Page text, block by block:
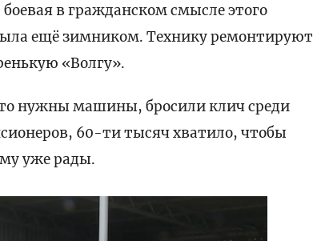
в гражданском смысле этого
ещё зимником. Технику ремонтируют
«Волгу».
нужны машины, бросили клич среди
60-ти тысяч хватило, чтобы
уже рады.